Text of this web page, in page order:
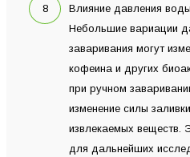
Влияние давления
Небольшие вариации
заваривания могут
кофеина и других
при ручном
изменение силы
извлекаемых веществ.
для дальнейших